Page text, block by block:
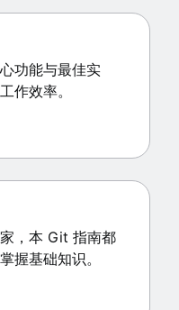
功能与最佳实
作效率。
，本 Git 指南都
握基础知识。